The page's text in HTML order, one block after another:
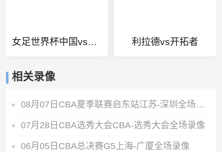
女足世界杯中国vs英格兰 利拉德vs开拓者
相关录像
08月07日CBA夏季联赛启东站江苏-深圳全场录像
07月28日CBA选秀大会CBA-选秀大会全场录像
06月05日CBA总决赛G5上海-广厦全场录像